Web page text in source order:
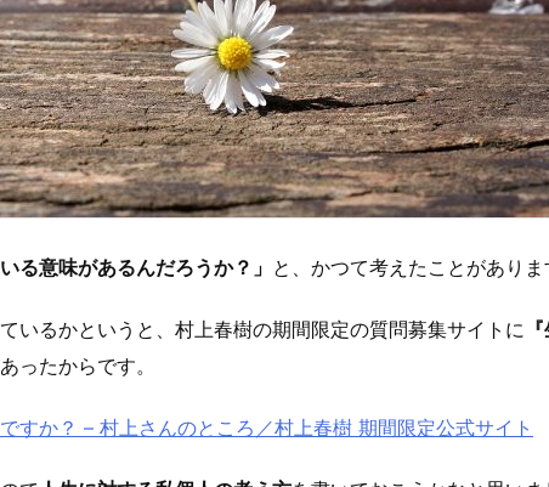
る意味があるんだろうか？」 と、かつて考えたことがありま
いるかというと、村上春樹の期間限定の質問募集サイトに
ったからです。
すか？ – 村上さんのところ／村上春樹 期間限定公式サイト